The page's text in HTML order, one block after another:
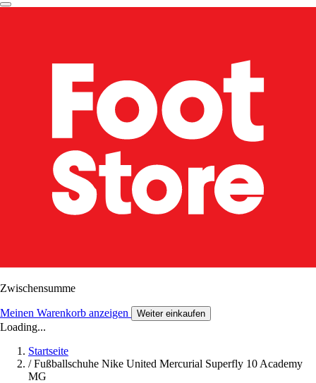
Zwischensumme
Meinen Warenkorb anzeigen Weiter einkaufen
Loading...
Startseite
/ Fußballschuhe Nike United Mercurial Superfly 10 Academy
MG